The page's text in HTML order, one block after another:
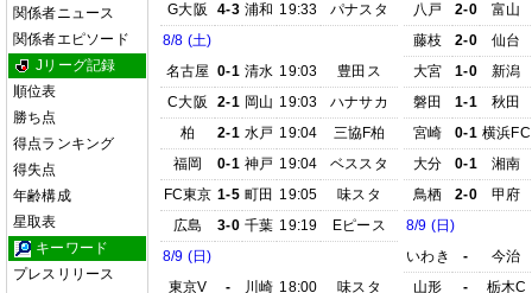
関係者ニュース
関係者エピソード
Jリーグ記録
順位表
勝ち点
得点ランキング
得失点
年齢構成
星取表
キーワード
プレスリリース
G大阪
4-3 浦和 19:33
パナスタ
8/8 (土)
名古屋 0-1 清水 19:03
豊田ス
C大阪
2-1 岡山 19:03
ハナサカ
柏
2-1 水戸 19:04
三協F柏
福岡
0-1 神戸 19:04
ベススタ
FC東京 1-5 町田 19:05
味スタ
広島
3-0 千葉 19:19
Eピース
8/9 (日)
東京V
- 川崎 18:00
味スタ
八戸
2-0
富山
藤枝
2-0
仙台
大宮
1-0
新潟
磐田
1-1
秋田
宮崎
0-1 横浜FC
大分
0-1
湘南
鳥栖
2-0
甲府
8/9 (日)
いわき
-
今治
山形
- 栃木C